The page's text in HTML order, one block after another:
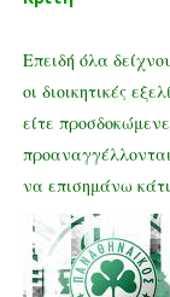
Επειδή όλα
οι διοικητικές
είτε
να επισημάνω